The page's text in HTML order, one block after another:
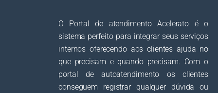
O Portal de atendimento Acelerato é o
sistema perfeito para integrar seus serviços
internos oferecendo aos clientes ajuda no
que precisam e quando precisam. Com o
portal de autoatendimento os clientes
conseguem registrar qualquer dúvida ou